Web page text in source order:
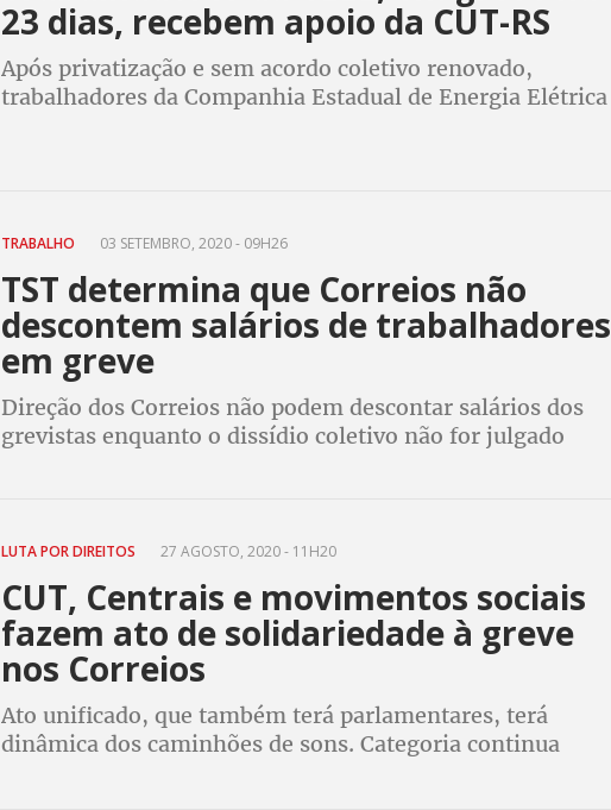
23 dias, recebem apoio da CUT-RS
Após privatização e sem acordo coletivo renovado,
trabalhadores da Companhia Estadual de Energia Elétrica
TRABALHO 03 SETEMBRO, 2020 - 09H26
TST determina que Correios não
descontem salários de trabalhadores
em greve
Direção dos Correios não podem descontar salários dos
grevistas enquanto o dissídio coletivo não for julgado
LUTA POR DIREITOS 27 AGOSTO, 2020 - 11H20
CUT, Centrais e movimentos sociais
fazem ato de solidariedade à greve
nos Correios
Ato unificado, que também terá parlamentares, terá
dinâmica dos caminhões de sons. Categoria continua